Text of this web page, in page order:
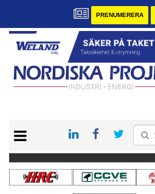
PRENUMERERA
KONTAKT
VÅRA ANDRA MAGASIN